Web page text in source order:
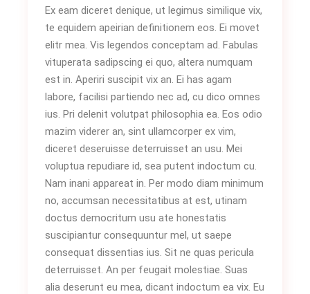
Ex eam diceret denique, ut legimus similique vix,
te equidem apeirian definitionem eos. Ei movet
elitr mea. Vis legendos conceptam ad. Fabulas
vituperata sadipscing ei quo, altera numquam
est in. Aperiri suscipit vix an. Ei has agam
labore, facilisi partiendo nec ad, cu dico omnes
ius. Pri delenit volutpat philosophia ea. Eos odio
mazim viderer an, sint ullamcorper ex vim,
diceret deseruisse deterruisset an usu. Mei
voluptua repudiare id, sea putent indoctum cu.
Nam inani appareat in. Per modo diam minimum
no, accumsan necessitatibus at est, utinam
doctus democritum usu ate honestatis
suscipiantur consequuntur mel, ut saepe
consequat dissentias ius. Sit ne quas pericula
deterruisset. An per feugait molestiae. Suas
alia deserunt eu mea, dicant indoctum ea vix. Eu